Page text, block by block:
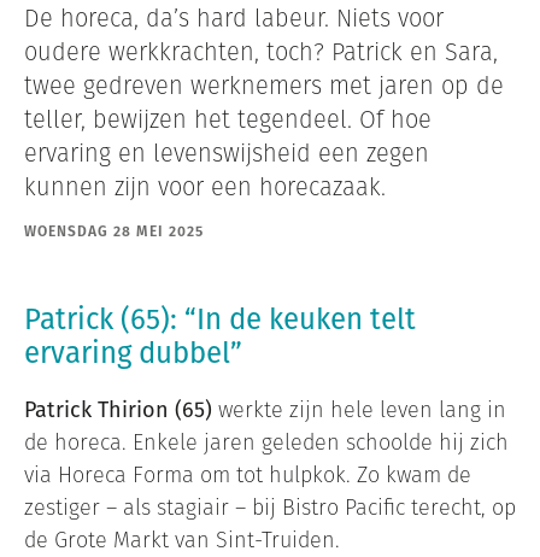
De horeca, da’s hard labeur. Niets voor
oudere werkkrachten, toch? Patrick en Sara,
twee gedreven werknemers met jaren op de
teller, bewijzen het tegendeel. Of hoe
ervaring en levenswijsheid een zegen
kunnen zijn voor een horecazaak.
WOENSDAG 28 MEI 2025
Patrick (65): “In de keuken telt
ervaring dubbel”
Patrick Thirion (65) werkte zijn hele leven lang in
de horeca. Enkele jaren geleden schoolde hij zich
via Horeca Forma om tot hulpkok. Zo kwam de
zestiger – als stagiair – bij Bistro Pacific terecht, op
de Grote Markt van Sint-Truiden.